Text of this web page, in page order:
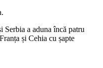
Serbia a aduna încă patru
și Cehia cu șapte